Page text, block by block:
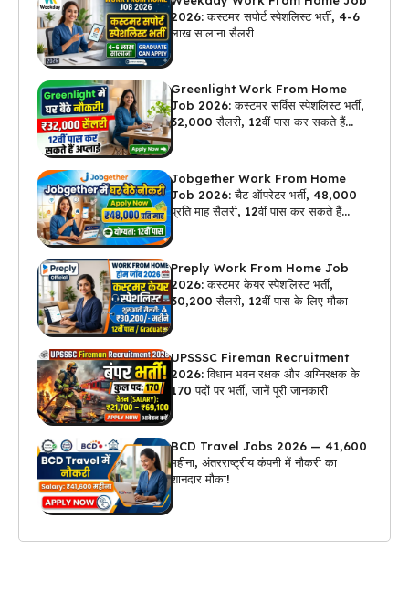
2026: कस्टमर सपोर्ट स्पेशलिस्ट भर्ती, 4-6
लाख सालाना सैलरी
Greenlight Work From Home
Job 2026: कस्टमर सर्विस स्पेशलिस्ट भर्ती,
₹32,000 सैलरी, 12वीं पास कर सकते हैं
Jobgether Work From Home
Job 2026: चैट ऑपरेटर भर्ती, ₹48,000
प्रति माह सैलरी, 12वीं पास कर सकते हैं
Preply Work From Home Job
2026: कस्टमर केयर स्पेशलिस्ट भर्ती,
₹30,200 सैलरी, 12वीं पास के लिए मौका
UPSSSC Fireman Recruitment
2026: विधान भवन रक्षक और अग्निरक्षक के
170 पदों पर भर्ती, जानें पूरी जानकारी
BCD Travel Jobs 2026 — ₹41,600
महीना, अंतरराष्ट्रीय कंपनी में नौकरी का
शानदार मौका!